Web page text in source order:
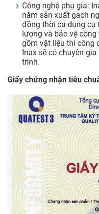
Công nghệ phụ gia:
năm sản xuất gach
đồng thời cả dụng cụ
lượng và bảo vệ
gồm vật liệu thi công
Inax sẽ có chuyên
trình.
Giấy chứng nhận tiêu